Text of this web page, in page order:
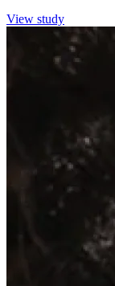
View study